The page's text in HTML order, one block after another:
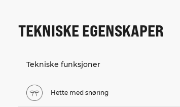
TEKNISKE EGENSKAPER
Tekniske funksjoner
Hette med snøring